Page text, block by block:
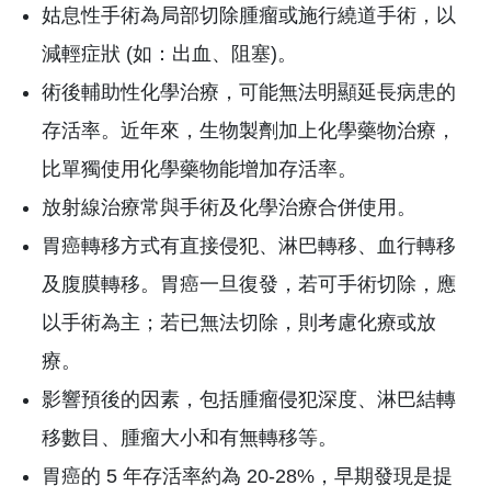
姑息性手術為局部切除腫瘤或施行繞道手術，以
減輕症狀 (如：出血、阻塞)。
術後輔助性化學治療，可能無法明顯延長病患的
存活率。近年來，生物製劑加上化學藥物治療，
比單獨使用化學藥物能增加存活率。
放射線治療常與手術及化學治療合併使用。
胃癌轉移方式有直接侵犯、淋巴轉移、血行轉移
及腹膜轉移。胃癌一旦復發，若可手術切除，應
以手術為主；若已無法切除，則考慮化療或放
療。
影響預後的因素，包括腫瘤侵犯深度、淋巴結轉
移數目、腫瘤大小和有無轉移等。
胃癌的 5 年存活率約為 20-28%，早期發現是提